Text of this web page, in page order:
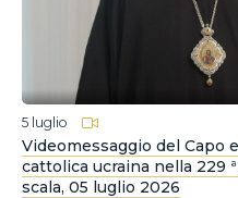
5 luglio
Videomessaggio del Capo
cattolica ucraina nella 229
scala, 05 luglio 2026